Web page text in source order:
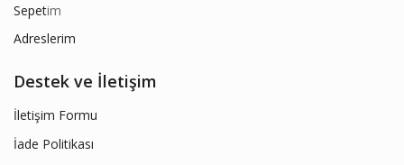
Sepetim
Adreslerim
Destek ve İletişim
İletişim Formu
İade Politikası